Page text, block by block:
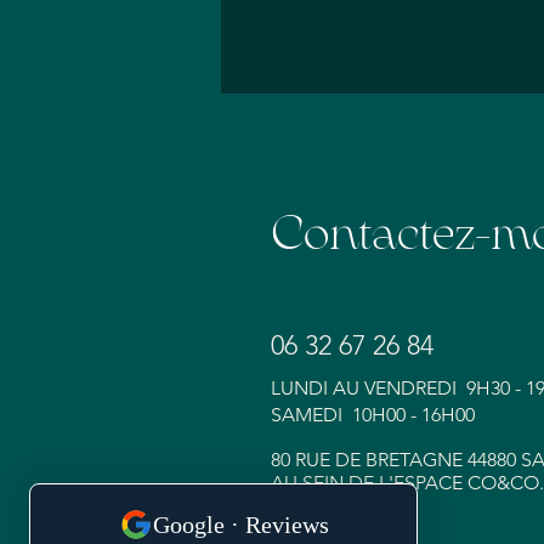
Contactez-
06 32 67 26 84
LUNDI AU VENDREDI 9H30 -
SAMEDI 10H00 - 16H00
80 RUE DE BRETAGNE 44880
AU SEIN DE L'ESPACE CO&CO.